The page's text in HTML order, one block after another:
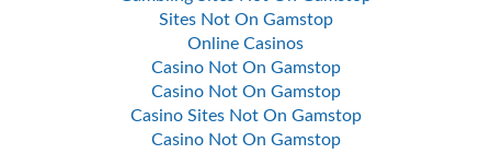
Sites Not On Gamstop
Online Casinos
Casino Not On Gamstop
Casino Not On Gamstop
Casino Sites Not On Gamstop
Casino Not On Gamstop